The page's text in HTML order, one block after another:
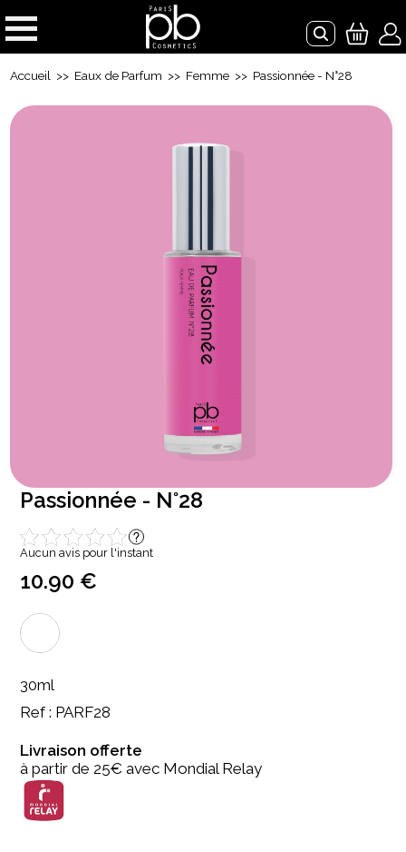
Accueil >> Eaux de Parfum >> Femme >> Passionnée - N°28
Passionnée - N°28
Aucun avis pour l'instant
10.90 €
30ml
Ref : PARF28
Livraison offerte
à partir de 25€ avec Mondial Relay